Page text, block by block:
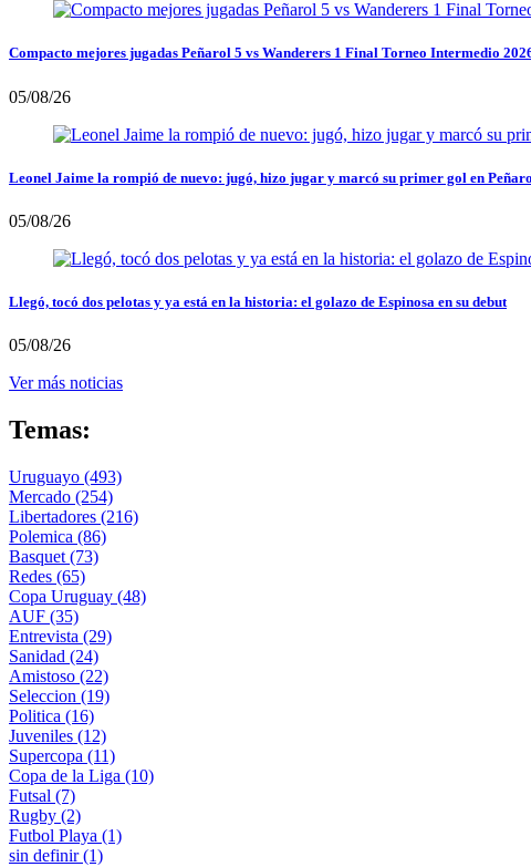
Compacto mejores jugadas Peñarol 5 vs Wanderers 1 Final Torneo Intermedio
05/08/26
Leonel Jaime la rompió de nuevo: jugó, hizo jugar y marcó su primer gol en
05/08/26
Llegó, tocó dos pelotas y ya está en la historia: el golazo de Espinosa en su debut
05/08/26
Ver más noticias
Temas:
Uruguayo (493)
Mercado (254)
Libertadores (216)
Polemica (86)
Basquet (73)
Redes (65)
Copa Uruguay (48)
AUF (35)
Entrevista (29)
Sanidad (24)
Amistoso (22)
Seleccion (19)
Politica (16)
Juveniles (12)
Supercopa (11)
Copa de la Liga (10)
Futsal (7)
Rugby (2)
Futbol Playa (1)
sin definir(1)